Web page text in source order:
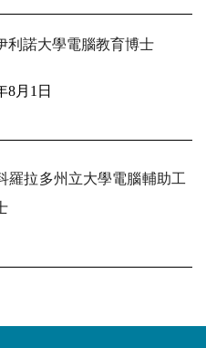
利諾大學電腦教育博士
8月1日
羅拉多州立大學電腦輔助工